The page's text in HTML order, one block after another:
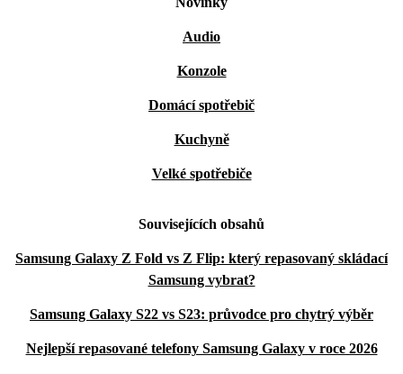
Audio
Konzole
Domácí spotřebič
Kuchyně
Velké spotřebiče
Souvisejících obsahů
Samsung Galaxy Z Fold vs Z Flip: který repasovaný skládací
Samsung vybrat?
Samsung Galaxy S22 vs S23: průvodce pro chytrý výběr
Nejlepší repasované telefony Samsung Galaxy v roce 2026